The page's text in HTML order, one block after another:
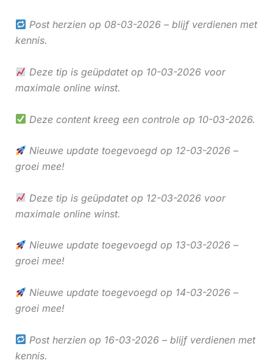
Post herzien op 08-03-2026 – blijf verdienen met
kennis.
Deze tip is geüpdatet op 10-03-2026 voor
maximale online winst.
Deze content kreeg een controle op 10-03-2026.
Nieuwe update toegevoegd op 12-03-2026 –
groei mee!
Deze tip is geüpdatet op 12-03-2026 voor
maximale online winst.
Nieuwe update toegevoegd op 13-03-2026 –
groei mee!
Nieuwe update toegevoegd op 14-03-2026 –
groei mee!
Post herzien op 16-03-2026 – blijf verdienen met
kennis.